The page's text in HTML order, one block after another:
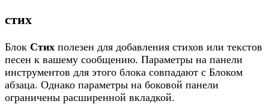
стих
Блок Стих полезен для добавления стихов или текстов
песен к вашему сообщению. Параметры на панели
инструментов для этого блока совпадают с Блоком
абзаца. Однако параметры на боковой панели
ограничены расширенной вкладкой.